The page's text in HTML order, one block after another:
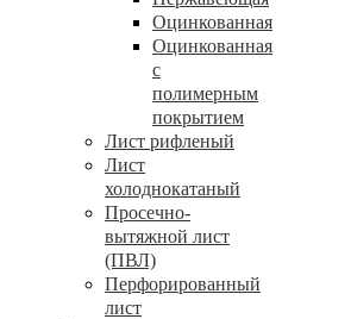
Оцинкованная
Оцинкованная
с
полимерным
покрытием
Лист рифленый
Лист
холоднокатаный
Просечно-
вытяжной лист
(ПВЛ)
Перфорированный
лист